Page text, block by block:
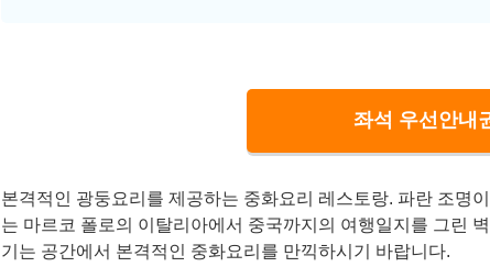
좌석 우선안내
본격적인 광둥요리를 제공하는 중화요리 레스토랑. 파란 조명
는 마르코 폴로의 이탈리아에서 중국까지의 여행일지를 그린
기는 공간에서 본격적인 중화요리를 만끽하시기 바랍니다.